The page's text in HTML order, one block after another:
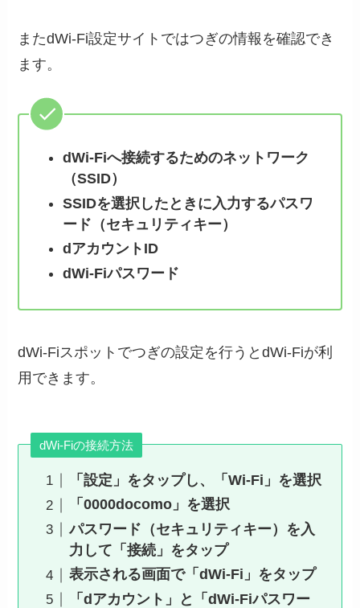
またdWi-Fi設定サイトではつぎの情報を確認でき
ます。
dWi-Fiへ接続するためのネットワーク
（SSID）
SSIDを選択したときに入力するパスワ
ード（セキュリティキー）
dアカウントID
dWi-Fiパスワード
dWi-Fiスポットでつぎの設定を行うとdWi-Fiが利
用できます。
dWi-Fiの接続方法
「設定」をタップし、「Wi-Fi」を選択
「0000docomo」を選択
パスワード（セキュリティキー）を入
力して「接続」をタップ
表示される画面で「dWi-Fi」をタップ
「dアカウント」と「dWi-Fiパスワー